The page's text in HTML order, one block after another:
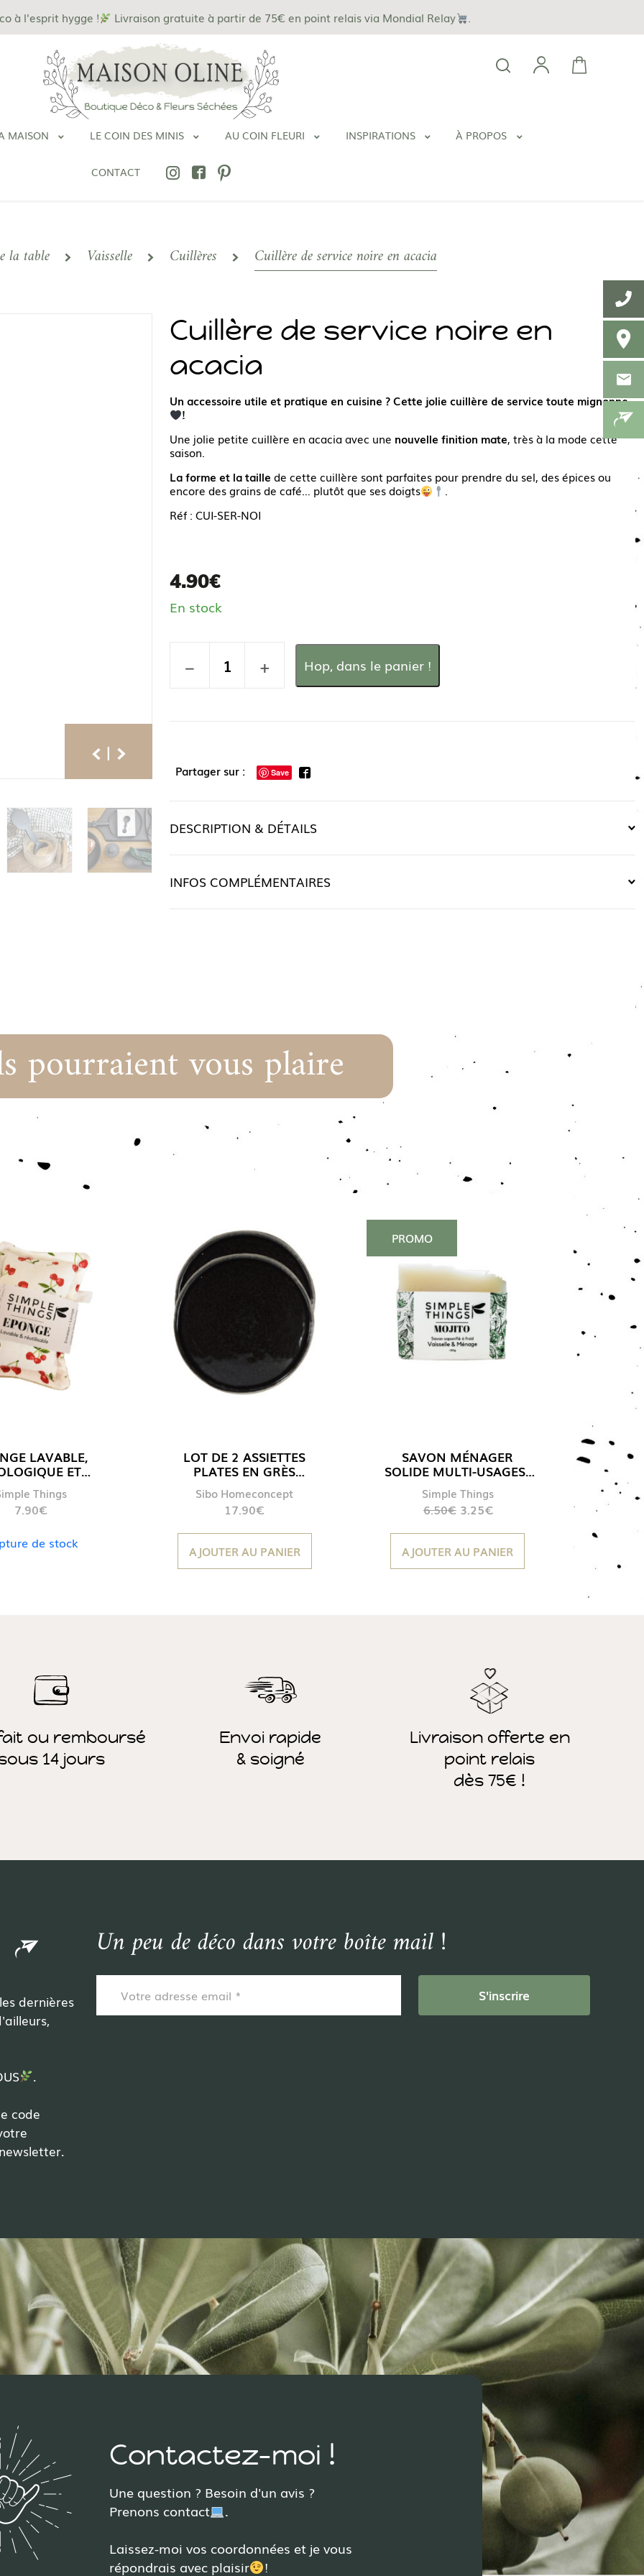
à l'esprit hygge ! Livraison gratuite à partir de 75€ en point relais via Mondial Relay
MAISON LE COIN DES MINIS AU COIN FLEURI INSPIRATIONS À PROPOS
CONTACT
la table Vaisselle Cuillères Cuillère de service noire en acacia
|
Cuillère de service noire en
acacia
Un accessoire utile et pratique en cuisine ? Cette jolie cuillère de service toute mignonne
!
Une jolie petite cuillère en acacia avec une nouvelle finition mate, très à la mode cette
saison.
La forme et la taille de cette cuillère sont parfaites pour prendre du sel, des épices ou
encore des grains de café… plutôt que ses doigts
.
Réf : CUI-SER-NOI
4.90€
En stock
− + Hop, dans le panier !
Partager sur : Save
DESCRIPTION & DÉTAILS
INFOS COMPLÉMENTAIRES
pourraient vous plaire
LAVABLE,
ET
| MOTIF
CERISE »
Things
7.90€
de stock
LOT DE 2 ASSIETTES
PLATES EN GRÈS
« NIRO » – Ø28 CM |
COLORIS NOIR
Sibo Homeconcept
17.90€
AJOUTER AU PANIER
PROMO
SAVON MÉNAGER
SOLIDE MULTI-USAGES |
PARFUM MOJITO
Simple Things
6.50€ Le
initial
était :
6.50€.
3.25€Le
actuel
est :
3.25€.
AJOUTER AU PANIER
ou remboursé
14 jours
Envoi rapide
& soigné
Livraison offerte en
point relais
dès 75€ !
dernières
.
code
Un peu de déco dans votre boîte mail !
Contactez-moi !
Une question ? Besoin d'un avis ?
Prenons contact
.
Laissez-moi vos coordonnées et je vous
répondrais avec plaisir
!